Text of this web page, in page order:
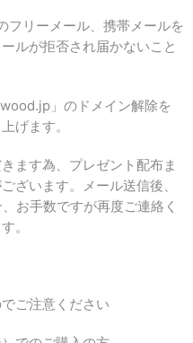
フリーメール、携帯メールを
ルが拒否され届かないこと
」のドメイン解除を
げます。
ます為、プレゼント配布ま
ざいます。メール送信後、
お手数ですが再度ご連絡く
。
ご注意ください